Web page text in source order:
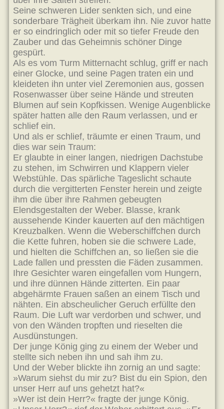
Seine schweren Lider senkten sich, und eine
sonderbare Trägheit überkam ihn. Nie zuvor hatte
er so eindringlich oder mit so tiefer Freude den
Zauber und das Geheimnis schöner Dinge
gespürt.
Als es vom Turm Mitternacht schlug, griff er nach
einer Glocke, und seine Pagen traten ein und
kleideten ihn unter viel Zeremonien aus, gossen
Rosenwasser über seine Hände und streuten
Blumen auf sein Kopfkissen. Wenige Augenblicke
später hatten alle den Raum verlassen, und er
schlief ein.
Und als er schlief, träumte er einen Traum, und
dies war sein Traum:
Er glaubte in einer langen, niedrigen Dachstube
zu stehen, im Schwirren und Klappern vieler
Webstühle. Das spärliche Tageslicht schaute
durch die vergitterten Fenster herein und zeigte
ihm die über ihre Rahmen gebeugten
Elendsgestalten der Weber. Blasse, krank
aussehende Kinder kauerten auf den mächtigen
Kreuzbalken. Wenn die Weberschiffchen durch
die Kette fuhren, hoben sie die schwere Lade,
und hielten die Schiffchen an, so ließen sie die
Lade fallen und pressten die Fäden zusammen.
Ihre Gesichter waren eingefallen vom Hungern,
und ihre dünnen Hände zitterten. Ein paar
abgehärmte Frauen saßen an einem Tisch und
nähten. Ein abscheulicher Geruch erfüllte den
Raum. Die Luft war verdorben und schwer, und
von den Wänden tropften und rieselten die
Ausdünstungen.
Der junge König ging zu einem der Weber und
stellte sich neben ihn und sah ihm zu.
Und der Weber blickte ihn zornig an und sagte:
»Warum siehst du mir zu? Bist du ein Spion, den
unser Herr auf uns gehetzt hat?«
»Wer ist dein Herr?« fragte der junge König.